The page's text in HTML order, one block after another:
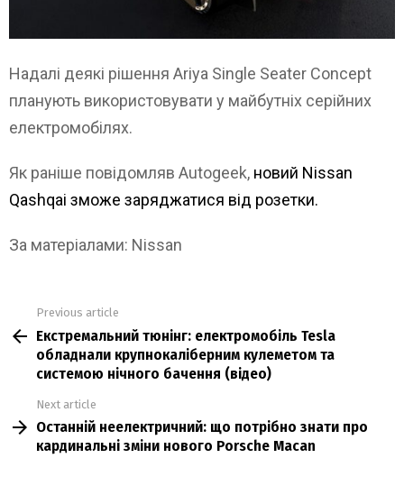
Надалі деякі рішення Ariya Single Seater Concept
планують використовувати у майбутніх серійних
електромобілях.
Як раніше повідомляв Autogeek, новий Nissan
Qashqai зможе заряджатися від розетки.
За матеріалами: Nissan
more
Previous article
Екстремальний тюнінг: електромобіль Tesla
обладнали крупнокаліберним кулеметом та
системою нічного бачення (відео)
Next article
Останній неелектричний: що потрібно знати про
кардинальні зміни нового Porsche Macan